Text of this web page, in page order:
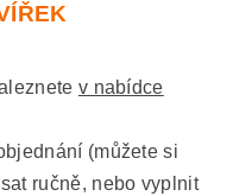
v nabídce
(můžete si
ručně, nebo vyplnit